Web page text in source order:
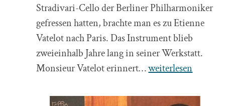
Stradivari-Cello der Berliner Philharmoniker
gefressen hatten, brachte man es zu Etienne
Vatelot nach Paris. Das Instrument blieb
zweieinhalb Jahre lang in seiner Werkstatt.
Monsieur Vatelot erinnert…Das
der
weiterlesen